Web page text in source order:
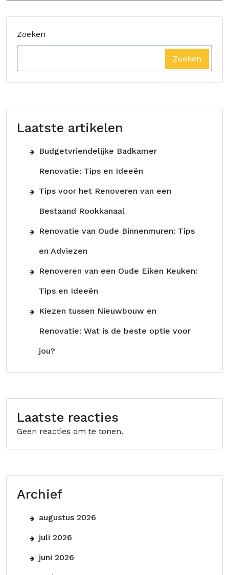
Zoeken
Zoeken
Laatste artikelen
Budgetvriendelijke Badkamer
Renovatie: Tips en Ideeën
Tips voor het Renoveren van een
Bestaand Rookkanaal
Renovatie van Oude Binnenmuren: Tips
en Adviezen
Renoveren van een Oude Eiken Keuken:
Tips en Ideeën
Kiezen tussen Nieuwbouw en
Renovatie: Wat is de beste optie voor
jou?
Laatste reacties
Geen reacties om te tonen.
Archief
augustus 2026
juli 2026
juni 2026